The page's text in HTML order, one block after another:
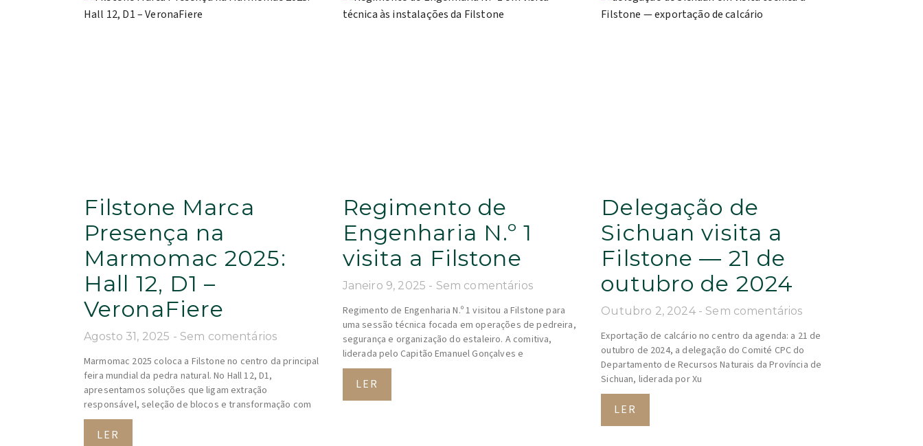
Filstone Marca
Presença na
Marmomac 2025:
Hall 12, D1 –
VeronaFiere
Agosto 31, 2025 Sem comentários
Marmomac 2025 coloca a Filstone no centro da principal
feira mundial da pedra natural. No Hall 12, D1,
apresentamos soluções que ligam extração
responsável, seleção de blocos e transformação com
LER
Regimento de
Engenharia N.º 1
visita a Filstone
Janeiro 9, 2025 Sem comentários
Regimento de Engenharia N.º 1 visitou a Filstone para
uma sessão técnica focada em operações de pedreira,
segurança e organização do estaleiro. A comitiva,
liderada pelo Capitão Emanuel Gonçalves e
LER
Delegação de
Sichuan visita a
Filstone — 21 de
outubro de 2024
Outubro 2, 2024 Sem comentários
Exportação de calcário no centro da agenda: a 21 de
outubro de 2024, a delegação do Comité CPC do
Departamento de Recursos Naturais da Província de
Sichuan, liderada por Xu
LER